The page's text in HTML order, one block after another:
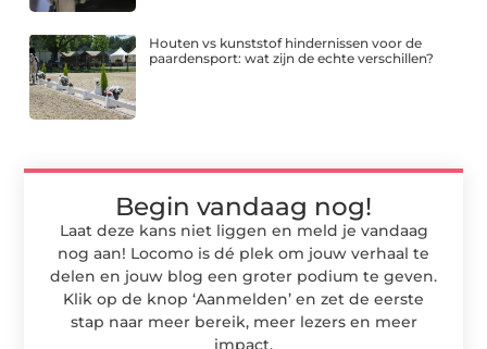
Houten vs kunststof hindernissen voor de
paardensport: wat zijn de echte verschillen?
Begin vandaag nog!
Laat deze kans niet liggen en meld je vandaag
nog aan! Locomo is dé plek om jouw verhaal te
delen en jouw blog een groter podium te geven.
Klik op de knop ‘Aanmelden’ en zet de eerste
stap naar meer bereik, meer lezers en meer
impact.